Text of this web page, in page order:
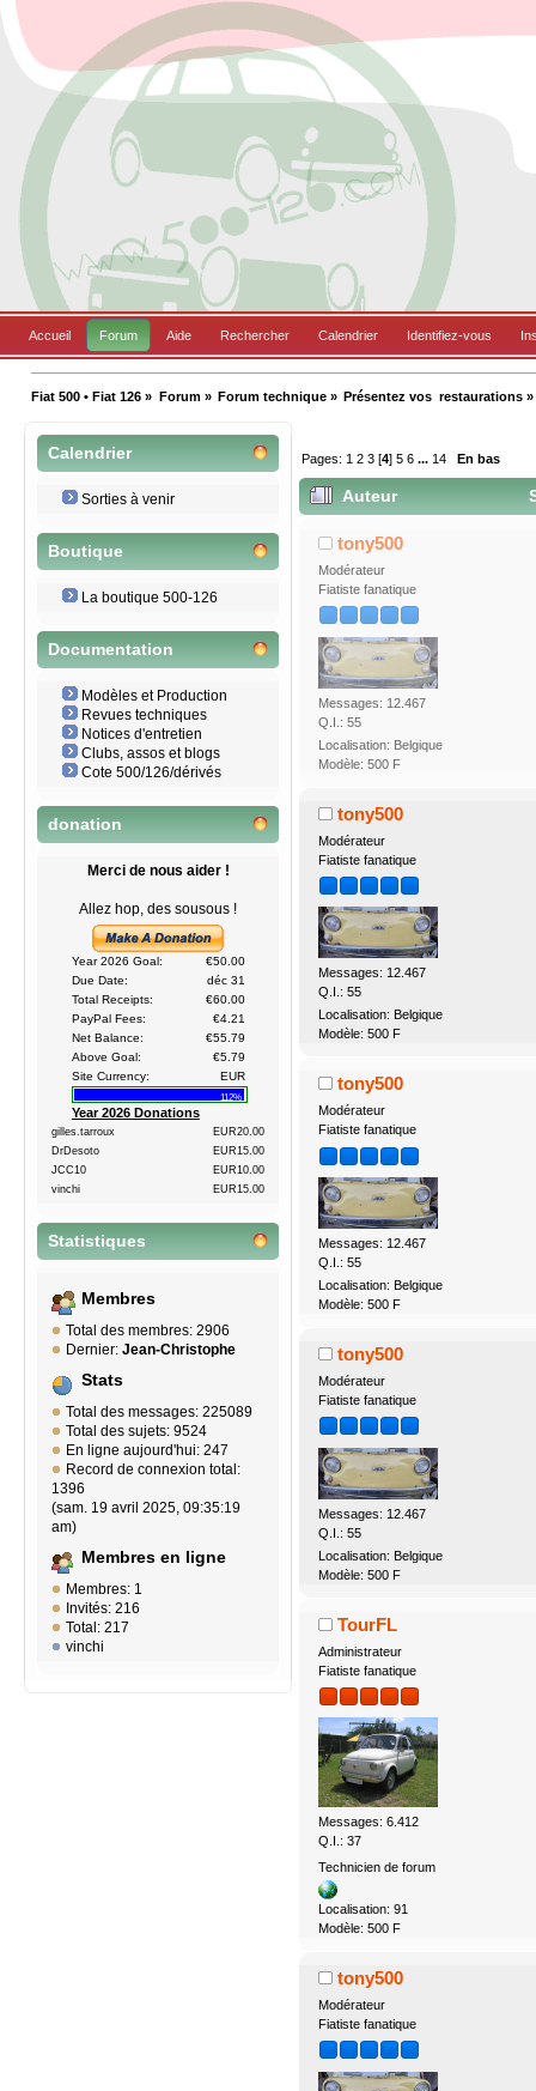
Accueil Forum Aide Rechercher Calendrier Identifiez-vous
Fiat 500 • Fiat 126 » Forum» Forum technique» Présentez vos  restaurations »
Calendrier
Sorties à venir
Boutique
La boutique 500-126
Documentation
Modèles et Production
Revues techniques
Notices d'entretien
Clubs, assos et blogs
Cote 500/126/dérivés
donation
Merci de nous aider !
Allez hop, des sousous !
Year 2026 Goal:
€50.00
Due Date:
déc 31
Total Receipts:
€60.00
PayPal Fees:
€4.21
Net Balance:
€55.79
Above Goal:
€5.79
Site Currency:
EUR
112%
Year 2026 Donations
gilles.tarroux
EUR20.00
DrDesoto
EUR15.00
JCC10
EUR10.00
vinchi
EUR15.00
Statistiques
Membres
Total des membres: 2906
Dernier: Jean-Christophe
Stats
Total des messages: 225089
Total des sujets: 9524
En ligne aujourd'hui: 247
Record de connexion total:
1396
(sam. 19 avril 2025, 09:35:19
am)
Membres en ligne
Membres: 1
Invités: 216
Total: 217
vinchi
Pages: 1 2 3 [4]5 6 ... 14 En bas
Auteur
tony500
Modérateur
Fiatiste fanatique
Messages: 12.467
Q.I.: 55
Localisation: Belgique
Modèle: 500 F
tony500
Modérateur
Fiatiste fanatique
Messages: 12.467
Q.I.: 55
Localisation: Belgique
Modèle: 500 F
tony500
Modérateur
Fiatiste fanatique
Messages: 12.467
Q.I.: 55
Localisation: Belgique
Modèle: 500 F
tony500
Modérateur
Fiatiste fanatique
Messages: 12.467
Q.I.: 55
Localisation: Belgique
Modèle: 500 F
TourFL
Administrateur
Fiatiste fanatique
Messages: 6.412
Q.I.: 37
Technicien de forum
Localisation: 91
Modèle: 500 F
tony500
Modérateur
Fiatiste fanatique